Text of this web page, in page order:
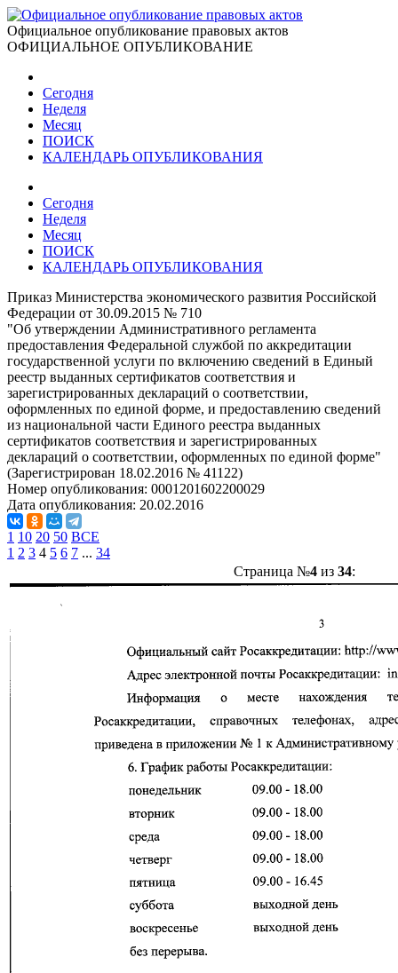
Официальное опубликование правовых актов
ОФИЦИАЛЬНОЕ ОПУБЛИКОВАНИЕ
Сегодня
Неделя
Месяц
ПОИСК
КАЛЕНДАРЬ ОПУБЛИКОВАНИЯ
Сегодня
Неделя
Месяц
ПОИСК
КАЛЕНДАРЬ ОПУБЛИКОВАНИЯ
Приказ Министерства экономического развития Российской
Федерации от 30.09.2015 № 710
"Об утверждении Административного регламента
предоставления Федеральной службой по аккредитации
государственной услуги по включению сведений в Единый
реестр выданных сертификатов соответствия и
зарегистрированных деклараций о соответствии,
оформленных по единой форме, и предоставлению сведений
из национальной части Единого реестра выданных
сертификатов соответствия и зарегистрированных
деклараций о соответствии, оформленных по единой форме"
(Зарегистрирован 18.02.2016 № 41122)
Номер опубликования: 0001201602200029
Дата опубликования: 20.02.2016
1 10 20 50 ВСЕ
1 2 3 4 5 6 7 ... 34
Страница №4из 34: